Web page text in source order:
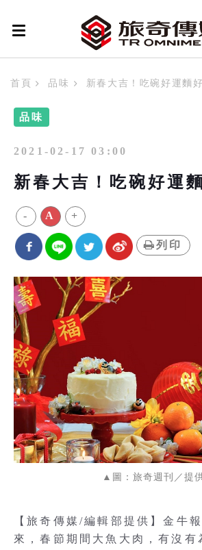
首頁 品味 新春大吉！吃碗好運麵
品味
2021-02-17 03:00
新春大吉！吃碗好運
- A +
列印
▲圖：旅奇週刊／提
【旅奇傳媒/編輯部提供】金牛
來，春節期間大魚大肉，有沒有